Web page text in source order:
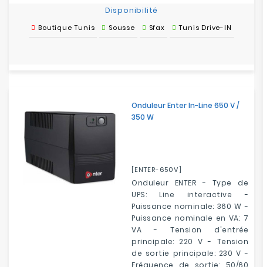
Disponibilité
Boutique Tunis Sousse Sfax Tunis Drive-IN
Onduleur Enter In-Line 650 V /
350 W
[ENTER-650V]
Onduleur ENTER - Type de
UPS: Line interactive -
Puissance nominale: 360 W -
Puissance nominale en VA: 7
VA - Tension d'entrée
principale: 220 V - Tension
de sortie principale: 230 V -
Fréquence de sortie: 50/60